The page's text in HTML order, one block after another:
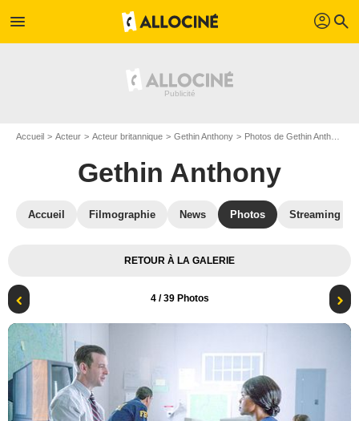
menu profil search
Accueil Acteur Acteur britannique Gethin Anthony Photos de Gethin Anthony
Gethin Anthony
Accueil Filmographie News Photos Streaming
RETOUR À LA GALERIE
4/ 39 Photos